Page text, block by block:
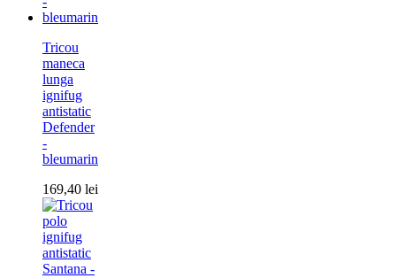
Tricou
maneca
lunga
ignifug
antistatic
Defender
-
bleumarin
169,40 lei